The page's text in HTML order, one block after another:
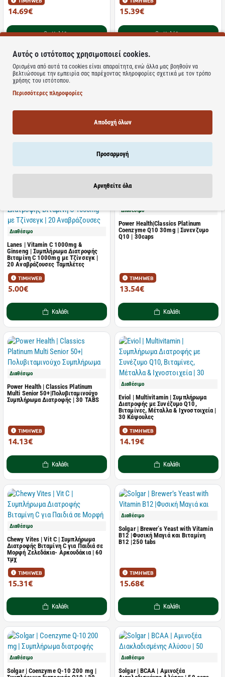
14.69€
Καλάθι
15.39€
Καλάθι
Διαθέσιμο
Tonotil Plus | Συμπλήρωμα
Αμινοξέα | 15x10ml
15.48€
Διατροφής | 250ml
ΤΙΜΗ WEB
20.69€
Διαθέσιμο
Lanes | Vitamin C 1000mg &
Ginseng | Συμπλήρωμα Διατροφής
Βιταμίνη C 1000mg με Τζίνσεγκ |
20 Αναβράζουσες Ταμπλέτες
ΤΙΜΗ WEB
5.00€
Καλάθι
Διαθέσιμο
Power Health|Classics Platinum
Coenzyme Q10 30mg | Συνενζυμο
Q10 | 30caps
ΤΙΜΗ WEB
13.54€
Καλάθι
Διαθέσιμο
Power Health | Classics Platinum
Multi Senior 50+|Πολυβιταμινούχο
Συμπλήρωμα Διατροφής | 30 TABS
ΤΙΜΗ WEB
14.13€
Καλάθι
Διαθέσιμο
Eviol | Multivitamin | Συμπλήρωμα
Διατροφής με Συνέζυμο Q10,
Βιταμίνες, Μέταλλα & Ιχνοστοιχεία |
30 Κάψουλες
ΤΙΜΗ WEB
14.19€
Καλάθι
Διαθέσιμο
Chewy Vites | Vit C | Συμπλήρωμα
Διατροφής Βιταμίνη C για Παιδιά σε
Μορφή Ζελεδάκια- Αρκουδάκια | 60
τμχ
ΤΙΜΗ WEB
15.31€
Καλάθι
Διαθέσιμο
Solgar | Brewer’s Yeast with Vitamin
B12 |Φυσική Μαγιά και Βιταμίνη
Β12 |250 tabs
ΤΙΜΗ WEB
15.68€
Καλάθι
Διαθέσιμο
Solgar | Coenzyme Q-10 200 mg |
Διαθέσιμο
Solgar | BCAA | Αμινοξέα
Αυτός ο ιστότοπος χρησιμοποιεί cookies.
Ορισμένα από αυτά τα cookies είναι απαραίτητα, ενώ άλλα μας βοηθούν να
βελτιώσουμε την εμπειρία σας παρέχοντας πληροφορίες σχετικά με τον τρόπο
χρήσης του ιστότοπου.
Περισσότερες πληροφορίες
Αποδοχή όλων
Προσαρμογή
Αρνηθείτε όλα